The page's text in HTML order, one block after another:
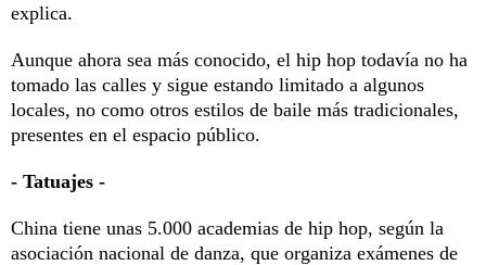
explica.
Aunque ahora sea más conocido, el hip hop todavía no ha
tomado las calles y sigue estando limitado a algunos
locales, no como otros estilos de baile más tradicionales,
presentes en el espacio público.
- Tatuajes -
China tiene unas 5.000 academias de hip hop, según la
asociación nacional de danza, que organiza exámenes de